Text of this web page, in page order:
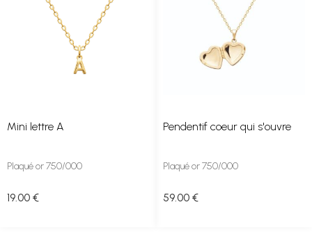
Mini lettre A
Plaqué or 750/000
19.00 €
Pendentif coeur qui s'ouvre
Plaqué or 750/000
59.00 €